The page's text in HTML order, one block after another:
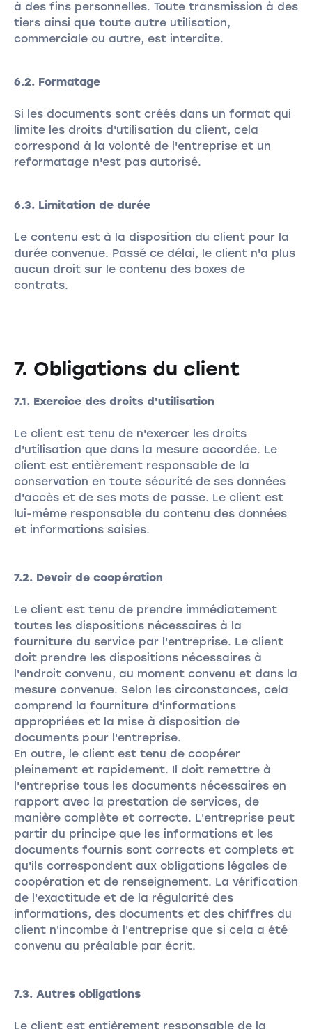
à des fins personnelles. Toute transmission à des
tiers ainsi que toute autre utilisation,
commerciale ou autre, est interdite.
6.2. Formatage
Si les documents sont créés dans un format qui
limite les droits d'utilisation du client, cela
correspond à la volonté de l'entreprise et un
reformatage n'est pas autorisé.
6.3. Limitation de durée
Le contenu est à la disposition du client pour la
durée convenue. Passé ce délai, le client n'a plus
aucun droit sur le contenu des boxes de
contrats.
7. Obligations du client
7.1. Exercice des droits d'utilisation
Le client est tenu de n'exercer les droits
d'utilisation que dans la mesure accordée. Le
client est entièrement responsable de la
conservation en toute sécurité de ses données
d'accès et de ses mots de passe. Le client est
lui-même responsable du contenu des données
et informations saisies.
7.2. Devoir de coopération
Le client est tenu de prendre immédiatement
toutes les dispositions nécessaires à la
fourniture du service par l'entreprise. Le client
doit prendre les dispositions nécessaires à
l'endroit convenu, au moment convenu et dans la
mesure convenue. Selon les circonstances, cela
comprend la fourniture d'informations
appropriées et la mise à disposition de
documents pour l'entreprise.
En outre, le client est tenu de coopérer
pleinement et rapidement. Il doit remettre à
l'entreprise tous les documents nécessaires en
rapport avec la prestation de services, de
manière complète et correcte. L'entreprise peut
partir du principe que les informations et les
documents fournis sont corrects et complets et
qu'ils correspondent aux obligations légales de
coopération et de renseignement. La vérification
de l'exactitude et de la régularité des
informations, des documents et des chiffres du
client n'incombe à l'entreprise que si cela a été
convenu au préalable par écrit.
7.3. Autres obligations
Le client est entièrement responsable de la